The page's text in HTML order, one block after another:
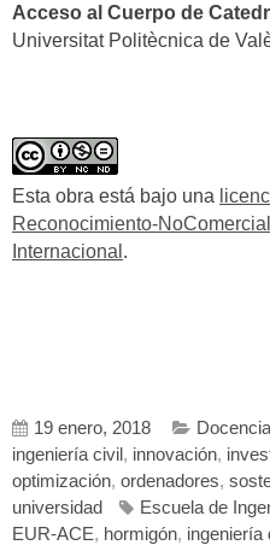
Acceso al Cuerpo de
Universitat Politècnica de
Esta obra está bajo una
Reconocimiento-
Internacional .
19 enero, 2018 Docencia
ingeniería civil, innovación,
optimización, ordenadores,
universidad
Escuela de
EUR-ACE, hormigón, ingeniería